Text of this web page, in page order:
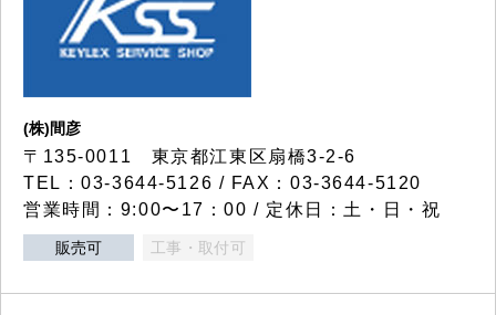
(株)間彦
〒135-0011 東京都江東区扇橋3-2-6
TEL：03-3644-5126 / FAX：03-3644-5120
営業時間：9:00〜17：00 / 定休日：土・日・祝
販売可 工事・取付可